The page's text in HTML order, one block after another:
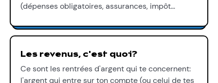
(dépenses obligatoires, assurances, impôt…
Les revenus, c'est quoi?
Ce sont les rentrées d'argent qui te concernent:
l'argent qui entre sur ton compte (ou celui de tes